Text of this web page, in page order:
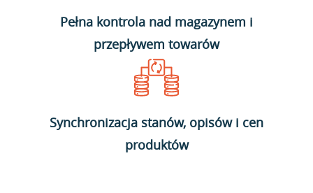
Pełna kontrola nad magazynem i
przepływem towarów
Synchronizacja stanów, opisów i cen
produktów